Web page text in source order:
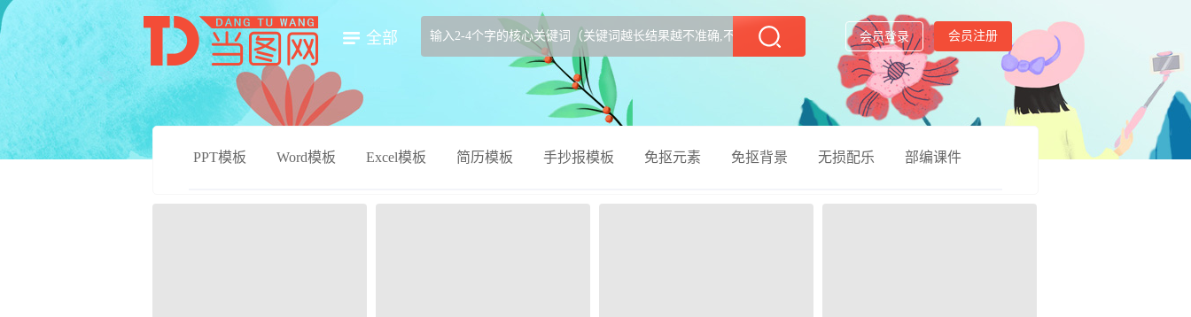
全部 会员登录 会员注册
PPT模板 Word模板 Excel模板 简历模板 手抄报模板 免抠元素 免抠背景 无损配乐 部编课件